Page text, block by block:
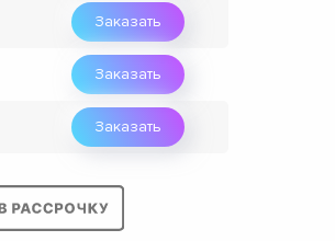
Заказать
Заказать
Заказать